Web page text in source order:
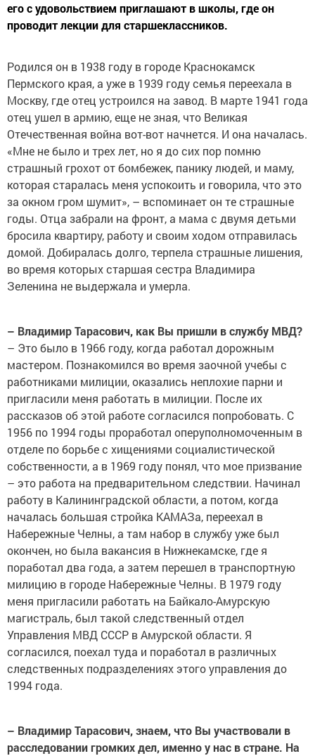
его с удовольствием приглашают в школы, где он
проводит лекции для старшеклассников.
Родился он в 1938 году в городе Краснокамск
Пермского края, а уже в 1939 году семья переехала в
Москву, где отец устроился на завод. В марте 1941 года
отец ушел в армию, еще не зная, что Великая
Отечественная война вот-вот начнется. И она началась.
«Мне не было и трех лет, но я до сих пор помню
страшный грохот от бомбежек, панику людей, и маму,
которая старалась меня успокоить и говорила, что это
за окном гром шумит», – вспоминает он те страшные
годы. Отца забрали на фронт, а мама с двумя детьми
бросила квартиру, работу и своим ходом отправилась
домой. Добиралась долго, терпела страшные лишения,
во время которых старшая сестра Владимира
Зеленина не выдержала и умерла.
– Владимир Тарасович, как Вы пришли в службу МВД?
– Это было в 1966 году, когда работал дорожным
мастером. Познакомился во время заочной учебы с
работниками милиции, оказались неплохие парни и
пригласили меня работать в милиции. После их
рассказов об этой работе согласился попробовать. С
1956 по 1994 годы проработал оперуполномоченным в
отделе по борьбе с хищениями социалистической
собственности, а в 1969 году понял, что мое призвание
– это работа на предварительном следствии. Начинал
работу в Калининградской области, а потом, когда
началась большая стройка КАМАЗа, переехал в
Набережные Челны, а там набор в службу уже был
окончен, но была вакансия в Нижнекамске, где я
поработал два года, а затем перешел в транспортную
милицию в городе Набережные Челны. В 1979 году
меня пригласили работать на Байкало-Амурскую
магистраль, был такой следственный отдел
Управления МВД СССР в Амурской области. Я
согласился, поехал туда и поработал в различных
следственных подразделениях этого управления до
1994 года.
– Владимир Тарасович, знаем, что Вы участвовали в
расследовании громких дел, именно у нас в стране. На